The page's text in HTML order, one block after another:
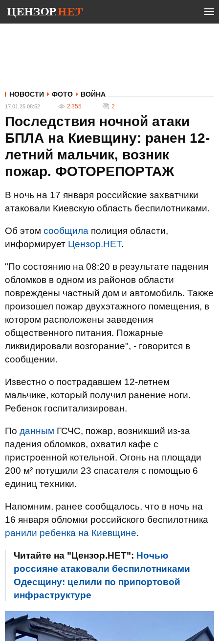
НОВОСТИ ФОТО ВОЙНА
17.01.25 08:52 2 355 2
Последствия ночной атаки
БПЛА на Киевщину: ранен 12-
летний мальчик, возник
пожар. ФОТОРЕПОРТАЖ
В ночь на 17 января российские захватчики
атаковали Киевскую область беспилотниками.
Об этом сообщила полиция области,
информирует Цензор.НЕТ.
"По состоянию на 08:20 в результате падения
обломков в одном из районов области
повреждены частный дом и автомобиль. Также
произошел пожар двухэтажного помещения, в
котором расположены заведения
общественного питания. Пожарные
ликвидировали возгорание", - говорится в
сообщении.
Известно о пострадавшем 12-летнем
мальчике, который получил ранение ноги.
Ребенок госпитализирован.
По данным ГСЧС, пожар, возникший из-за
падения обломков, охватил кафе с
пристроенной котельной. Огонь на площади
200 м² потушили 23 спасателя с помощью 6
единиц техники.
Напомним, ранее сообщалось, что в ночь на
16 января обломки российского беспилотника
ранили ребенка на Киевщине.
Читайте на "Цензор.НЕТ": Ночью
россияне атаковали беспилотниками
Одесщину: целили по припортовой
инфраструктуре